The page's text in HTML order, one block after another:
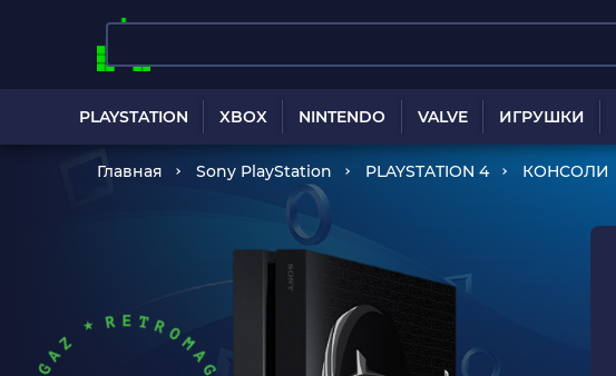
PLAYSTATION XBOX NINTENDO VALVE ИГРУШКИ
Главная Sony PlayStation PLAYSTATION 4 КОНСОЛИ